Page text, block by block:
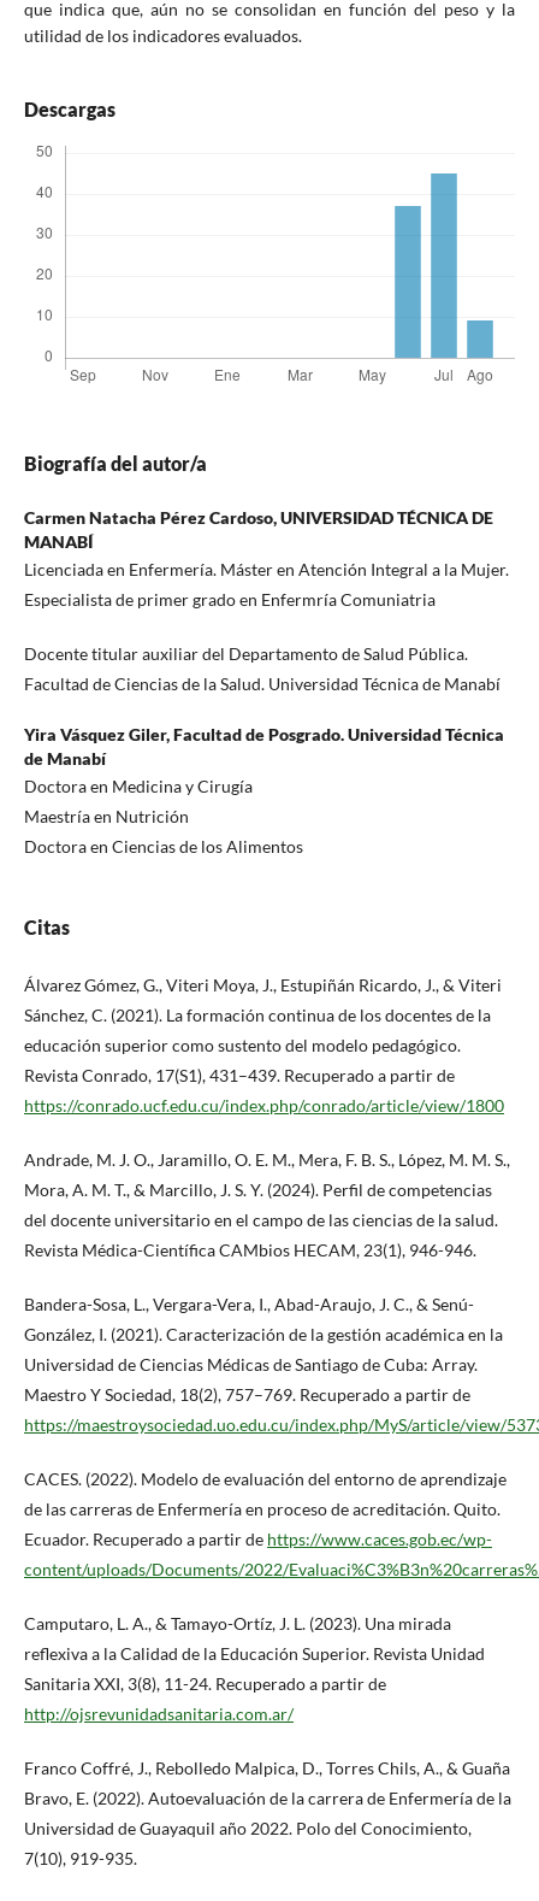
que indica que, aún no se consolidan en función del peso y la
utilidad de los indicadores evaluados.
Descargas
Biografía del autor/a
Carmen Natacha Pérez Cardoso,UNIVERSIDAD TÉCNICA DE
MANABÍ
Licenciada en Enfermería. Máster en Atención Integral a la Mujer.
Especialista de primer grado en Enfermría Comuniatria
Docente titular auxiliar del Departamento de Salud Pública.
Facultad de Ciencias de la Salud. Universidad Técnica de Manabí
Yira Vásquez Giler,Facultad de Posgrado. Universidad Técnica
de Manabí
Doctora en Medicina y Cirugía
Maestría en Nutrición
Doctora en Ciencias de los Alimentos
Citas
Álvarez Gómez, G., Viteri Moya, J., Estupiñán Ricardo, J., & Viteri
Sánchez, C. (2021). La formación continua de los docentes de la
educación superior como sustento del modelo pedagógico.
Revista Conrado, 17(S1), 431–439. Recuperado a partir de
https://conrado.ucf.edu.cu/index.php/conrado/article/view/1800
Andrade, M. J. O., Jaramillo, O. E. M., Mera, F. B. S., López, M. M. S.,
Mora, A. M. T., & Marcillo, J. S. Y. (2024). Perfil de competencias
del docente universitario en el campo de las ciencias de la salud.
Revista Médica-Científica CAMbios HECAM, 23(1), 946-946.
Bandera-Sosa, L., Vergara-Vera, I., Abad-Araujo, J. C., & Senú-
González, I. (2021). Caracterización de la gestión académica en la
Universidad de Ciencias Médicas de Santiago de Cuba: Array.
Maestro Y Sociedad, 18(2), 757–769. Recuperado a partir de
https://maestroysociedad.uo.edu.cu/index.php/MyS/article/view/
CACES. (2022). Modelo de evaluación del entorno de aprendizaje
de las carreras de Enfermería en proceso de acreditación. Quito.
Ecuador. Recuperado a partir de https://www.caces.gob.ec/wp-
content/uploads/Documents/2022/
Camputaro, L. A., & Tamayo-Ortíz, J. L. (2023). Una mirada
reflexiva a la Calidad de la Educación Superior. Revista Unidad
Sanitaria XXI, 3(8), 11-24. Recuperado a partir de
http://ojsrevunidadsanitaria.com.ar/
Franco Coffré, J., Rebolledo Malpica, D., Torres Chils, A., & Guaña
Bravo, E. (2022). Autoevaluación de la carrera de Enfermería de la
Universidad de Guayaquil año 2022. Polo del Conocimiento,
7(10), 919-935.